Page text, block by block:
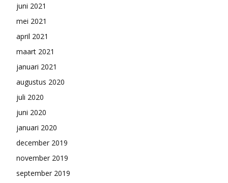
juni 2021
mei 2021
april 2021
maart 2021
januari 2021
augustus 2020
juli 2020
juni 2020
januari 2020
december 2019
november 2019
september 2019